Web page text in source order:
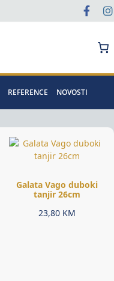
REFERENCE NOVOSTI
Galata Vago duboki
tanjir 26cm
23,80 KM